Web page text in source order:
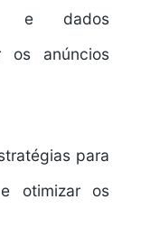
e dados
os anúncios
para
otimizar os